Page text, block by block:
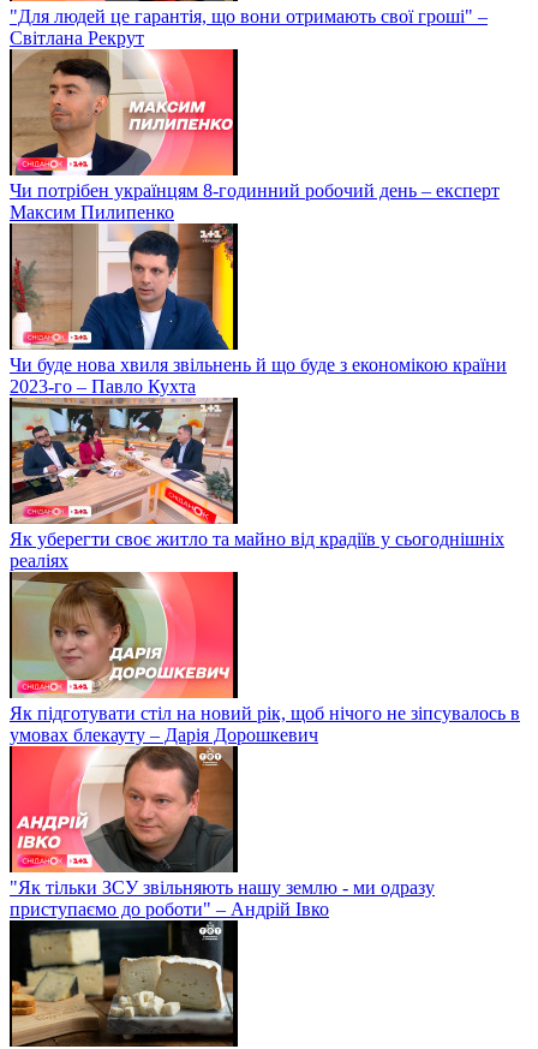
"Для людей це гарантія, що вони отримають свої гроші" –
Світлана Рекрут
Чи потрібен українцям 8-годинний робочий день – експерт
Максим Пилипенко
Чи буде нова хвиля звільнень й що буде з економікою країни
2023-го – Павло Кухта
Як уберегти своє житло та майно від крадіїв у сьогоднішніх
реаліях
Як підготувати стіл на новий рік, щоб нічого не зіпсувалось в
умовах блекауту – Дарія Дорошкевич
"Як тільки ЗСУ звільняють нашу землю - ми одразу
приступаємо до роботи" – Андрій Івко